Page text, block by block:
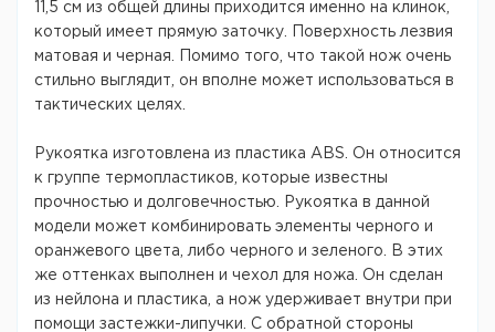
11,5 см из общей длины приходится именно на клинок,
который имеет прямую заточку. Поверхность лезвия
матовая и черная. Помимо того, что такой нож очень
стильно выглядит, он вполне может использоваться в
тактических целях.
Рукоятка изготовлена из пластика ABS. Он относится
к группе термопластиков, которые известны
прочностью и долговечностью. Рукоятка в данной
модели может комбинировать элементы черного и
оранжевого цвета, либо черного и зеленого. В этих
же оттенках выполнен и чехол для ножа. Он сделан
из нейлона и пластика, а нож удерживает внутри при
помощи застежки-липучки. С обратной стороны